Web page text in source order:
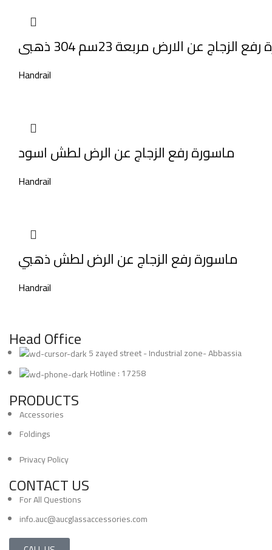
الزجاج عن الارض مربعة 23سم 304 ذهبى
Handrail
ماسورة رفع الزجاج عن الرض لطش اسود
Handrail
ماسورة رفع الزجاج عن الرض لطش ذهبي
Handrail
Head Office
5 zayed street - Industrial zone- Abbassia
Hotline : 17258
PRODUCTS
Accessories
Foldings
Privacy Policy
CONTACT US
For All Questions
info.auc@aucglassaccessories.com